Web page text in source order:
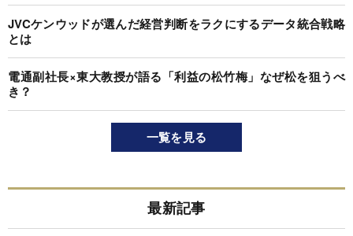
JVCケンウッドが選んだ経営判断をラクにするデータ統合戦略
とは
電通副社長×東大教授が語る「利益の松竹梅」なぜ松を狙うべ
き？
一覧を見る
最新記事